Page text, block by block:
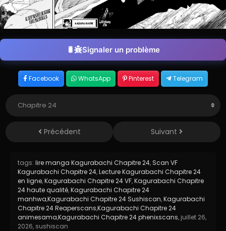
Signaler un problème
Facebook WhatsApp Pinterest Telegram
Précédent Suivant
tags: lire manga Kagurabachi Chapitre 24, Scan VF
Kagurabachi Chapitre 24,Lecture Kagurabachi Chapitre 24
en ligne,Kagurabachi Chapitre 24 VF,Kagurabachi Chapitre
24 haute qualité,Kagurabachi Chapitre 24
manhwa,Kagurabachi Chapitre 24 Sushiscan,Kagurabachi
Chapitre 24 Reaperscans,Kagurabachi Chapitre 24
animesama,Kagurabachi Chapitre 24 phenixscans, juillet 26,
2026, sushiscan